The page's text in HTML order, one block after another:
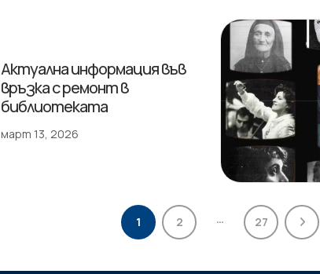
Актуална информация във
връзка с ремонт в
библиотеката
март 13, 2026
1 2 … 27